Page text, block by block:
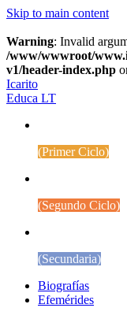
Skip to main content
Warning: Invalid
/www/wwwroot/
v1/header-index.php
Icarito
Educa LT
(Primer Ciclo)
(Segundo Ciclo)
(Secundaria)
Biografías
Efemérides